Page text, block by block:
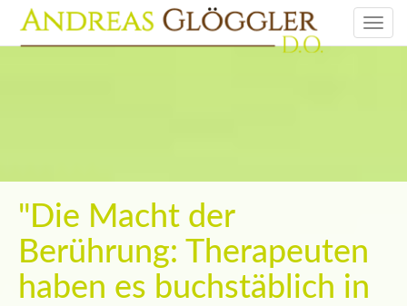
"Die Macht der
Berührung: Therapeuten
haben es buchstäblich in